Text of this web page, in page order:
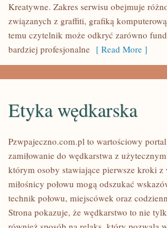
STYLE
ARTYSTYCZNE
Kreatywne. Zakres serwisu obejmuje
związanych z graffiti, grafiką
temu czytelnik może odkryć zarówno
bardziej profesjonalne [ Read More ]
ETYKA
Etyka wędkarska
Pzwpajeczno.com.pl to wartościowy
zamiłowanie do wędkarstwa z
którym osoby stawiające pierwsze kroki
miłośnicy połowu mogą odszukać
technik połowu, miejscówek oraz
Strona pokazuje, że wędkarstwo to nie